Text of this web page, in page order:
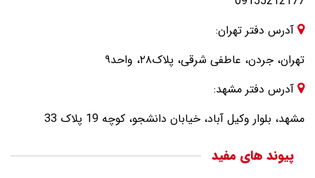
آدرس دفتر تهران:
تهران، جردن، عاطفی شرقی، پلاک۲۸، واحد۹
آدرس دفتر مشهد:
مشهد، بلوار وکیل آباد، خیابان دانشجو، کوچه 19 پلاک 33
پیوند های مفید